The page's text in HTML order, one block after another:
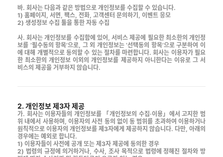
바. 회사는 다음과 같은 방법으로 개인정보를 수집할 수 있습니다.
1) 홈페이지, 서면, 팩스, 전화, 고객센터 문의하기, 이벤트 응모
2) 생성정보 수집 툴을 통한 자동 수집
사. 회사는 개인정보를 수집함에 있어, 서비스 제공에 필요한 최소한의 개인정
보를 ‘필수동의 항목’으로, 그 외 개인정보는 ‘선택동의 항목’으로 구분하여 이
에 대해 개별적으로 동의할 수 있는 절차를 마련합니다. 회사는 이용자가 필요
한 최소한의 개인정보 이외의 개인정보를 제공하지 아니한다는 이유로 그 서
비스의 제공을 거부하지 않습니다.
2. 개인정보 제3자 제공
가. 회사는 이용자들의 개인정보를 「개인정보의 수집·이용」에서 고지한 범
위 내에서 사용하며, 이용자의 사전 동의 없이 동 범위를 초과하여 이용하거나
원칙적으로 이용자의 개인정보를 제3자에게 제공하지 않습니다. 다만, 아래의
경우에는 예외로 합니다.
1) 이용자들이 사전에 공개 또는 제3자 제공에 동의한 경우
2) 법령의 규정에 의거하거나, 수사, 조사 목적으로 법령에 정해진 절차와 방